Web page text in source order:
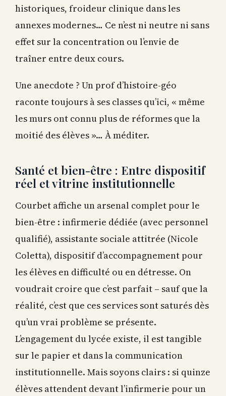
historiques, froideur clinique dans les
annexes modernes… Ce n’est ni neutre ni sans
effet sur la concentration ou l’envie de
traîner entre deux cours.
Une anecdote ? Un prof d’histoire-géo
raconte toujours à ses classes qu’ici, « même
les murs ont connu plus de réformes que la
moitié des élèves »… À méditer.
Santé et bien-être : Entre dispositif
réel et vitrine institutionnelle
Courbet affiche un arsenal complet pour le
bien-être : infirmerie dédiée (avec personnel
qualifié), assistante sociale attitrée (Nicole
Coletta), dispositif d’accompagnement pour
les élèves en difficulté ou en détresse. On
voudrait croire que c’est parfait – sauf que la
réalité, c’est que ces services sont saturés dès
qu’un vrai problème se présente.
L’engagement du lycée existe, il est tangible
sur le papier et dans la communication
institutionnelle. Mais soyons clairs : si quinze
élèves attendent devant l’infirmerie pour un